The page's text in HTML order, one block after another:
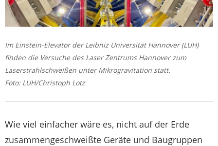
Im Einstein-Elevator der Leibniz Universität Hannover (LUH)
finden die Versuche des Laser Zentrums Hannover zum
Laserstrahlschweißen unter Mikrogravitation statt.
Foto: LUH/Christoph Lotz
Wie viel einfacher wäre es, nicht auf der Erde
zusammengeschweißte Geräte und Baugruppen